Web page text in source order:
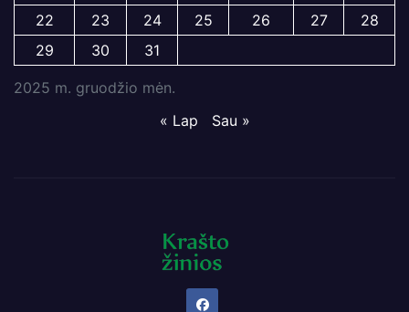
2025 m. gruodžio mėn.
22
23 24 25 26 27
28
29
30 31
« Lap Sau »